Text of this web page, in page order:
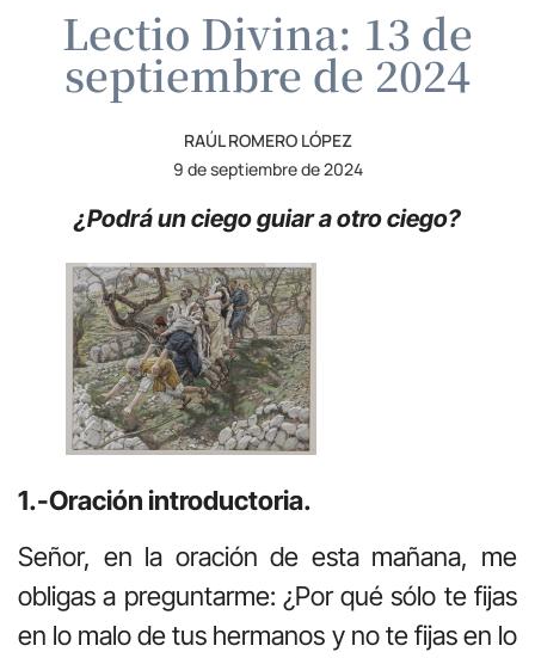
Lectio Divina: 13 de
septiembre de 2024
RAÚL ROMERO LÓPEZ
9 de septiembre de 2024
¿Podrá un ciego guiar a otro ciego?
1.-Oración introductoria.
Señor, en la oración de esta mañana, me
obligas a preguntarme: ¿Por qué sólo te fijas
en lo malo de tus hermanos y no te fijas en lo